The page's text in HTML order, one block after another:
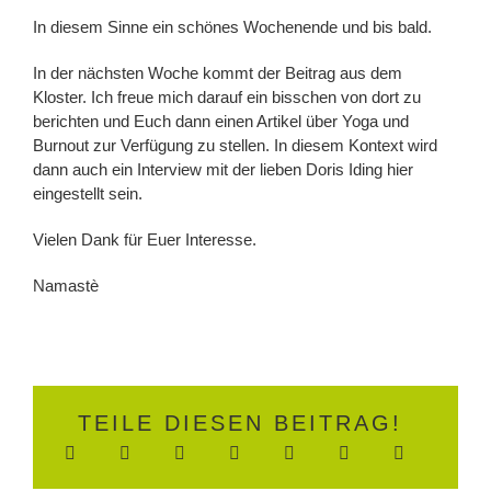
In diesem Sinne ein schönes Wochenende und bis bald.
In der nächsten Woche kommt der Beitrag aus dem
Kloster. Ich freue mich darauf ein bisschen von dort zu
berichten und Euch dann einen Artikel über Yoga und
Burnout zur Verfügung zu stellen. In diesem Kontext wird
dann auch ein Interview mit der lieben Doris Iding hier
eingestellt sein.
Vielen Dank für Euer Interesse.
Namastè
TEILE DIESEN BEITRAG!